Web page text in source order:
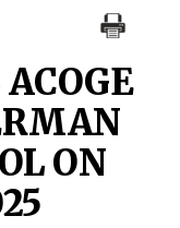
ON